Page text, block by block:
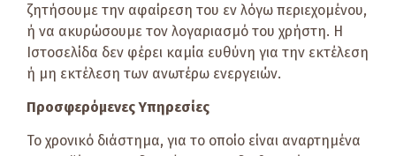
ζητήσουμε την αφαίρεση του εν λόγω περιεχομένου,
ή να ακυρώσουμε τον λογαριασμό του χρήστη. Η
Ιστοσελίδα δεν φέρει καμία ευθύνη για την εκτέλεση
ή μη εκτέλεση των ανωτέρω ενεργειών.
Προσφερόμενες Υπηρεσίες
Το χρονικό διάστημα, για το οποίο είναι αναρτημένα